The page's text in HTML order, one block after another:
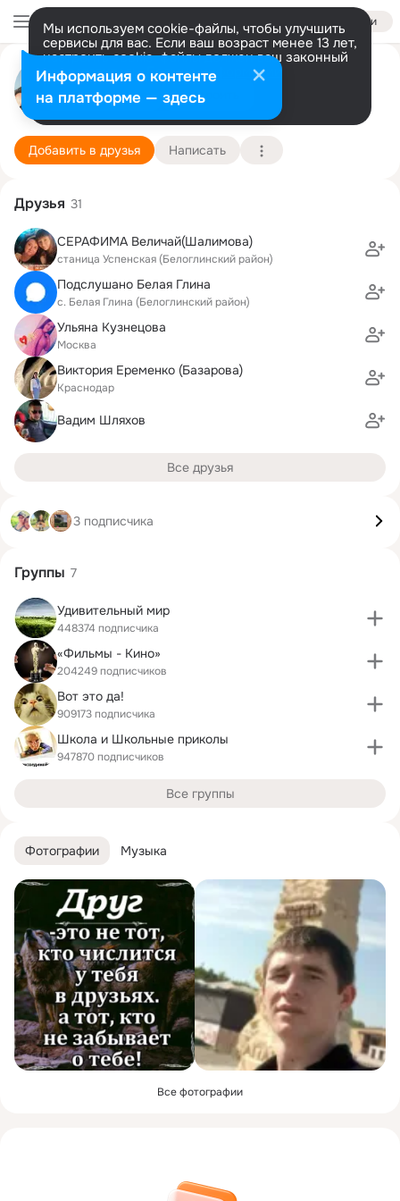
Войти
Мы используем cookie-файлы, чтобы улучшить
сервисы для вас. Если ваш возраст менее 13 лет,
настроить cookie-файлы должен ваш законный
представитель. Больше информации
Разрешить все Настроить
Николай Гревцев
27 февраля (29 лет) Подробнее
Добавить в друзья Написать
Фотографии Музыка
Все фотографии
Друзья 31
СЕРАФИМА Величай(Шалимова)
станица Успенская (Белоглинский район)
Подслушано Белая Глина
с. Белая Глина (Белоглинский район)
Ульяна Кузнецова
Москва
Виктория Еременко (Базарова)
Краснодар
Вадим Шляхов
Все друзья
3 подписчика
Группы 7
Удивительный мир
448374 подписчика
«Фильмы - Кино»
204249 подписчиков
Вот это да!
909173 подписчика
Школа и Школьные приколы
947870 подписчиков
Все группы
Информация о контенте
на платформе — здесь